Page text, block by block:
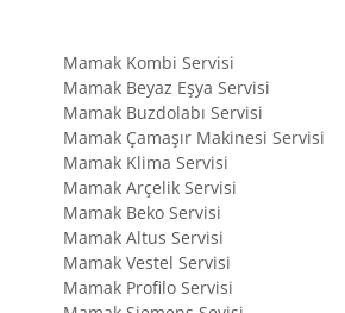
Mamak Kombi Servisi
Mamak Beyaz Eşya Servisi
Mamak Buzdolabı Servisi
Mamak Çamaşır Makinesi Servisi
Mamak Klima Servisi
Mamak Arçelik Servisi
Mamak Beko Servisi
Mamak Altus Servisi
Mamak Vestel Servisi
Mamak Profilo Servisi